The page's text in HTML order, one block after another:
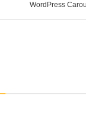
WordPress